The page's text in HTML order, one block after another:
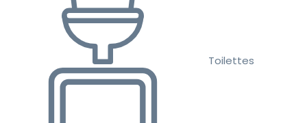
Toilettes